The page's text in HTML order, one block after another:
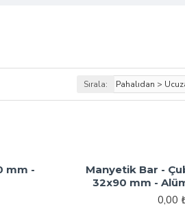
Sırala:
mm -
Manyetik Bar -
32x90 mm -
0,00